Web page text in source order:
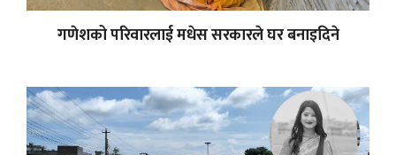
गणेशको परिवारलाई मधेस सरकारले घर बनाइदिने